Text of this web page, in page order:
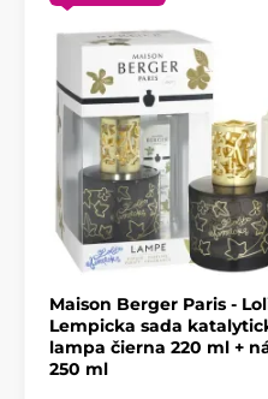
Maison Berger Paris -
Lempicka sada
lampa čierna 220 ml +
250 ml